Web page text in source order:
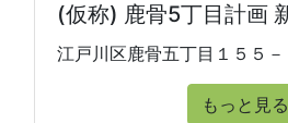
(仮称) 鹿骨5丁目計画
江戸川区鹿骨五丁目１５５－
もっと見る